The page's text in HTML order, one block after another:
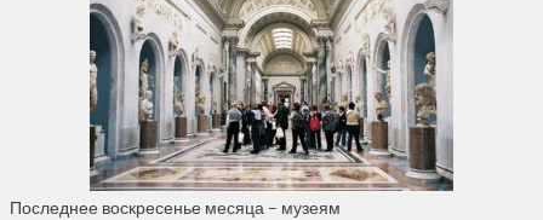
Последнее воскресенье месяца – музеям